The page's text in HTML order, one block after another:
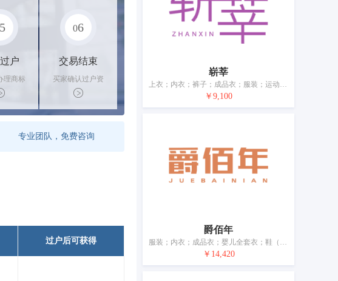
户
理商标
，交付
书
06
交易结束
买家确认过户资
料后，平台解冻
资金支付卖家
专业团队，免费咨询
过户后可获得
崭莘
上衣；内衣；裤子；成品衣；服装；运动鞋；鞋；帽；袜；皮带（服饰用）
￥9,100
爵佰年
服装；内衣；成品衣；婴儿全套衣；鞋（脚上的穿着物）；帽子；袜；围巾；皮带（服饰用）；婚纱
￥14,420